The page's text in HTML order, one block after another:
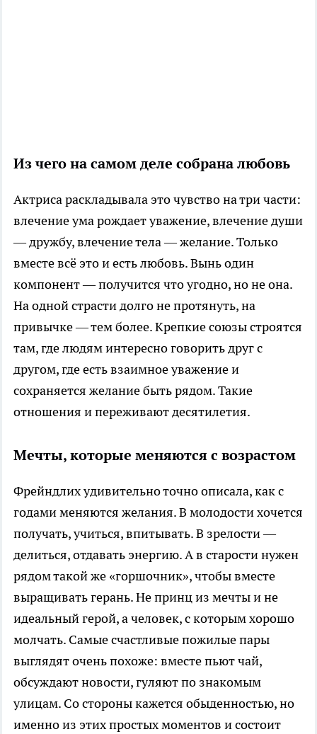
Из чего на самом деле собрана любовь
Актриса раскладывала это чувство на три части:
влечение ума рождает уважение, влечение души
— дружбу, влечение тела — желание. Только
вместе всё это и есть любовь. Вынь один
компонент — получится что угодно, но не она.
На одной страсти долго не протянуть, на
привычке — тем более. Крепкие союзы строятся
там, где людям интересно говорить друг с
другом, где есть взаимное уважение и
сохраняется желание быть рядом. Такие
отношения и переживают десятилетия.
Мечты, которые меняются с возрастом
Фрейндлих удивительно точно описала, как с
годами меняются желания. В молодости хочется
получать, учиться, впитывать. В зрелости —
делиться, отдавать энергию. А в старости нужен
рядом такой же «горшочник», чтобы вместе
выращивать герань. Не принц из мечты и не
идеальный герой, а человек, с которым хорошо
молчать. Самые счастливые пожилые пары
выглядят очень похоже: вместе пьют чай,
обсуждают новости, гуляют по знакомым
улицам. Со стороны кажется обыденностью, но
именно из этих простых моментов и состоит